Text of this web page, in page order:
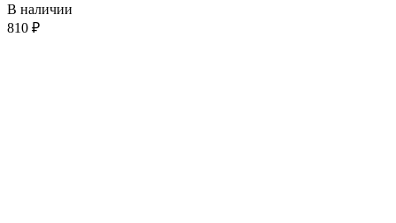
В наличии
810 ₽